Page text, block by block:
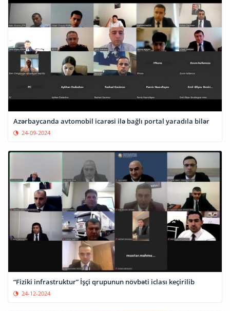
Azərbaycanda avtomobil icarəsi ilə bağlı portal yaradıla bilər
24-09-2024
“Fiziki infrastruktur” İşçi qrupunun növbəti iclası keçirilib
24-12-2024